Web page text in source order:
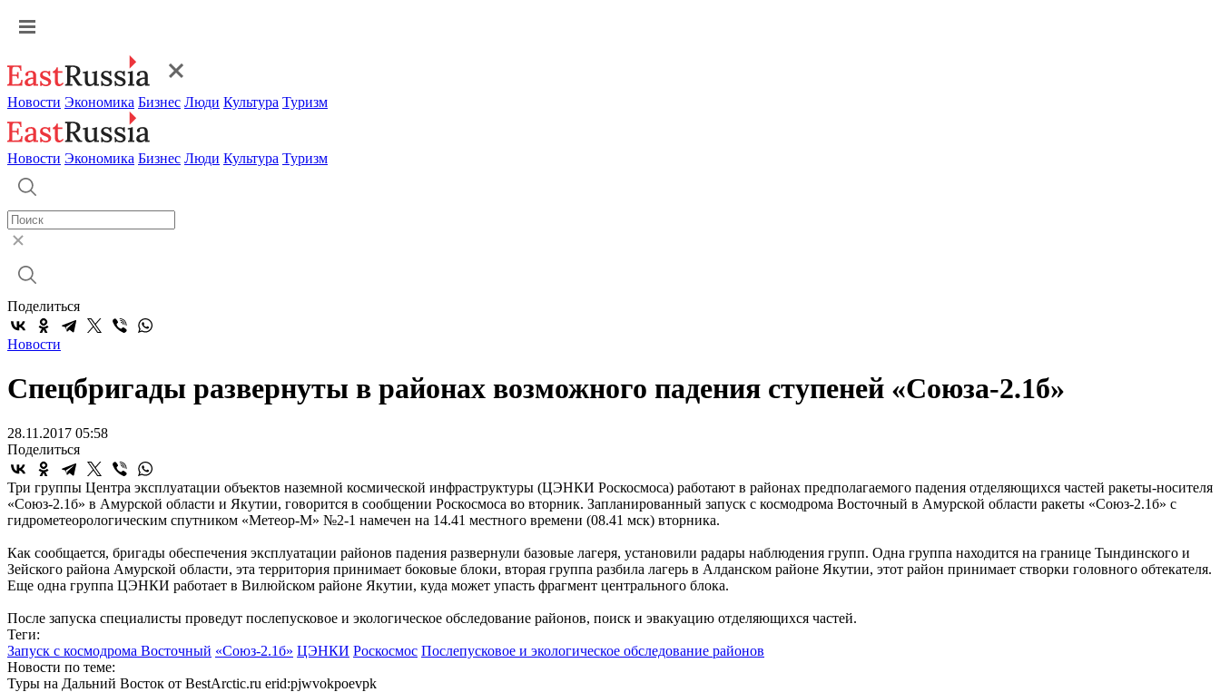
Новости Экономика Бизнес Люди Культура Туризм
Новости Экономика Бизнес Люди Культура Туризм
Поделиться
Новости
Спецбригады развернуты в районах возможного падения ступеней «Союза-2.1б»
28.11.2017 05:58
Поделиться
Три группы Центра эксплуатации объектов наземной космической инфраструктуры (ЦЭНКИ Роскосмоса) работают в районах предполагаемого падения отделяющихся частей ракеты-носителя
«Союз-2.1б» в Амурской области и Якутии, говорится в сообщении Роскосмоса во вторник. Запланированный запуск с космодрома Восточный в Амурской области ракеты «Союз-2.1б» с
гидрометеорологическим спутником «Метеор-М» №2-1 намечен на 14.41 местного времени (08.41 мск) вторника.
Как сообщается, бригады обеспечения эксплуатации районов падения развернули базовые лагеря, установили радары наблюдения групп. Одна группа находится на границе Тындинского и
Зейского района Амурской области, эта территория принимает боковые блоки, вторая группа разбила лагерь в Алданском районе Якутии, этот район принимает створки головного обтекателя.
Еще одна группа ЦЭНКИ работает в Вилюйском районе Якутии, куда может упасть фрагмент центрального блока.
После запуска специалисты проведут послепусковое и экологическое обследование районов, поиск и эвакуацию отделяющихся частей.
Теги:
Запуск с космодрома Восточный «Союз-2.1б» ЦЭНКИ Роскосмос Послепусковое и экологическое обследование районов
Новости по теме:
Туры на Дальний Восток от BestArctic.ru erid:pjwvokpoevpk